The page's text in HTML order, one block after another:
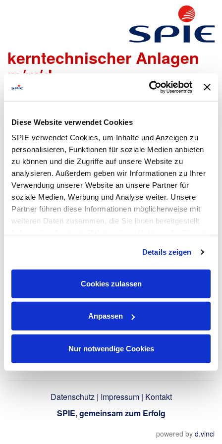
Diese Website verwendet Cookies
SPIE verwendet Cookies, um Inhalte und Anzeigen zu
personalisieren, Funktionen für soziale Medien anbieten
zu können und die Zugriffe auf unsere Website zu
analysieren. Außerdem geben wir Informationen zu Ihrer
Verwendung unserer Website an unsere Partner für
soziale Medien, Werbung und Analyse weiter. Unsere
Partner führen diese Informationen möglicherweise mit
weiteren Daten zusammen, die Sie ihnen bereitgestellt
Verarbeitung Ihrer Daten in den USA ein. Alle weiteren
Informationen zu Cookies finden Sie in unseren
Datenschutzhinweisen .
Details zeigen
Cookies zulassen
Anpassen
Nur notwendige Cookies
Projektleiter Rückbau
kerntechnischer Anlagen
m/w/d
möchtest!
Um den Bewerbungsprozess für Dich so einfach wie
möglich zu gestalten, bieten wir Dir folgende Möglichkeiten
an, um Daten zu übermitteln:
Bewerbungsformular
ausfüllen
Lebenslauf
hochladen
Zurück
Datenschutz| Impressum| Kontakt
SPIE, gemeinsam zum Erfolg
powered by d.vinci